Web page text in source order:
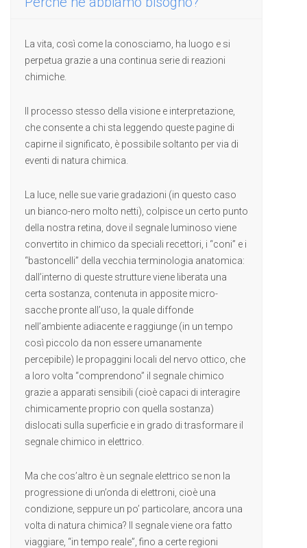
La vita, così come la conosciamo, ha luogo e si
perpetua grazie a una continua serie di reazioni
chimiche.
Il processo stesso della visione e interpretazione,
che consente a chi sta leggendo queste pagine di
capirne il significato, è possibile soltanto per via di
eventi di natura chimica.
La luce, nelle sue varie gradazioni (in questo caso
un bianco-nero molto netti), colpisce un certo punto
della nostra retina, dove il segnale luminoso viene
convertito in chimico da speciali recettori, i “coni” e i
“bastoncelli” della vecchia terminologia anatomica:
dall’interno di queste strutture viene liberata una
certa sostanza, contenuta in apposite micro-
sacche pronte all’uso, la quale diffonde
nell’ambiente adiacente e raggiunge (in un tempo
così piccolo da non essere umanamente
percepibile) le propaggini locali del nervo ottico, che
a loro volta “comprendono” il segnale chimico
grazie a apparati sensibili (cioè capaci di interagire
chimicamente proprio con quella sostanza)
dislocati sulla superficie e in grado di trasformare il
segnale chimico in elettrico.
Ma che cos’altro è un segnale elettrico se non la
progressione di un’onda di elettroni, cioè una
condizione, seppure un po’ particolare, ancora una
volta di natura chimica? Il segnale viene ora fatto
viaggiare, “in tempo reale”, fino a certe regioni